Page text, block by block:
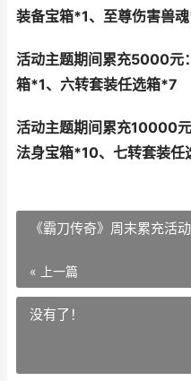
装备宝箱*1、至尊伤害兽
活动主题期间累充5000元：
箱*1、六转套装任选箱*7
活动主题期间累充10000元
法身宝箱*10、七转套装任
《霸刀传奇》周末累充活
« 上一篇
没有了！